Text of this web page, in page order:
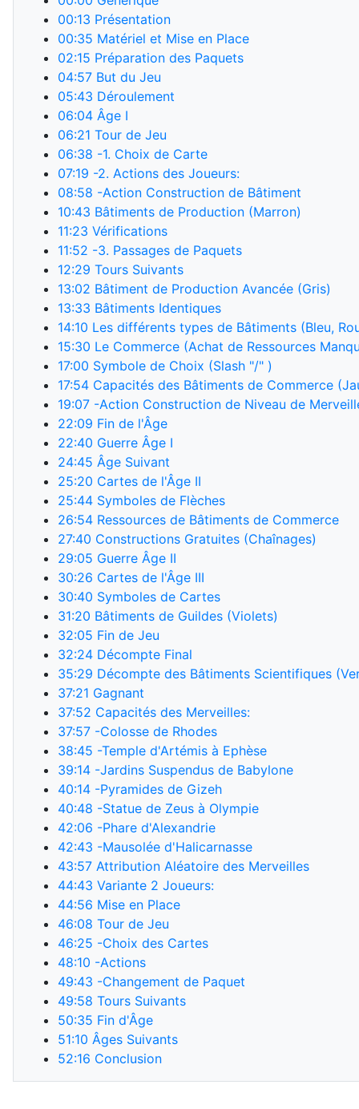
00:13 Présentation
00:35 Matériel et Mise en Place
02:15 Préparation des Paquets
04:57 But du Jeu
05:43 Déroulement
06:04 Âge I
06:21 Tour de Jeu
06:38 -1. Choix de Carte
07:19 -2. Actions des Joueurs:
08:58 -Action Construction de Bâtiment
10:43 Bâtiments de Production (Marron)
11:23 Vérifications
11:52 -3. Passages de Paquets
12:29 Tours Suivants
13:02 Bâtiment de Production Avancée (Gris)
13:33 Bâtiments Identiques
14:10 Les différents types de Bâtiments (Bleu,
15:30 Le Commerce (Achat de Ressources
17:00 Symbole de Choix (Slash "/" )
17:54 Capacités des Bâtiments de Commerce
19:07 -Action Construction de Niveau de
22:09 Fin de l'Âge
22:40 Guerre Âge I
24:45 Âge Suivant
25:20 Cartes de l'Âge II
25:44 Symboles de Flèches
26:54 Ressources de Bâtiments de Commerce
27:40 Constructions Gratuites (Chaînages)
29:05 Guerre Âge II
30:26 Cartes de l'Âge III
30:40 Symboles de Cartes
31:20 Bâtiments de Guildes (Violets)
32:05 Fin de Jeu
32:24 Décompte Final
35:29 Décompte des Bâtiments Scientifiques
37:21 Gagnant
37:52 Capacités des Merveilles:
37:57 -Colosse de Rhodes
38:45 -Temple d'Artémis à Ephèse
39:14 -Jardins Suspendus de Babylone
40:14 -Pyramides de Gizeh
40:48 -Statue de Zeus à Olympie
42:06 -Phare d'Alexandrie
42:43 -Mausolée d'Halicarnasse
43:57 Attribution Aléatoire des Merveilles
44:43 Variante 2 Joueurs:
44:56 Mise en Place
46:08 Tour de Jeu
46:25 -Choix des Cartes
48:10 -Actions
49:43 -Changement de Paquet
49:58 Tours Suivants
50:35 Fin d'Âge
51:10 Âges Suivants
52:16 Conclusion